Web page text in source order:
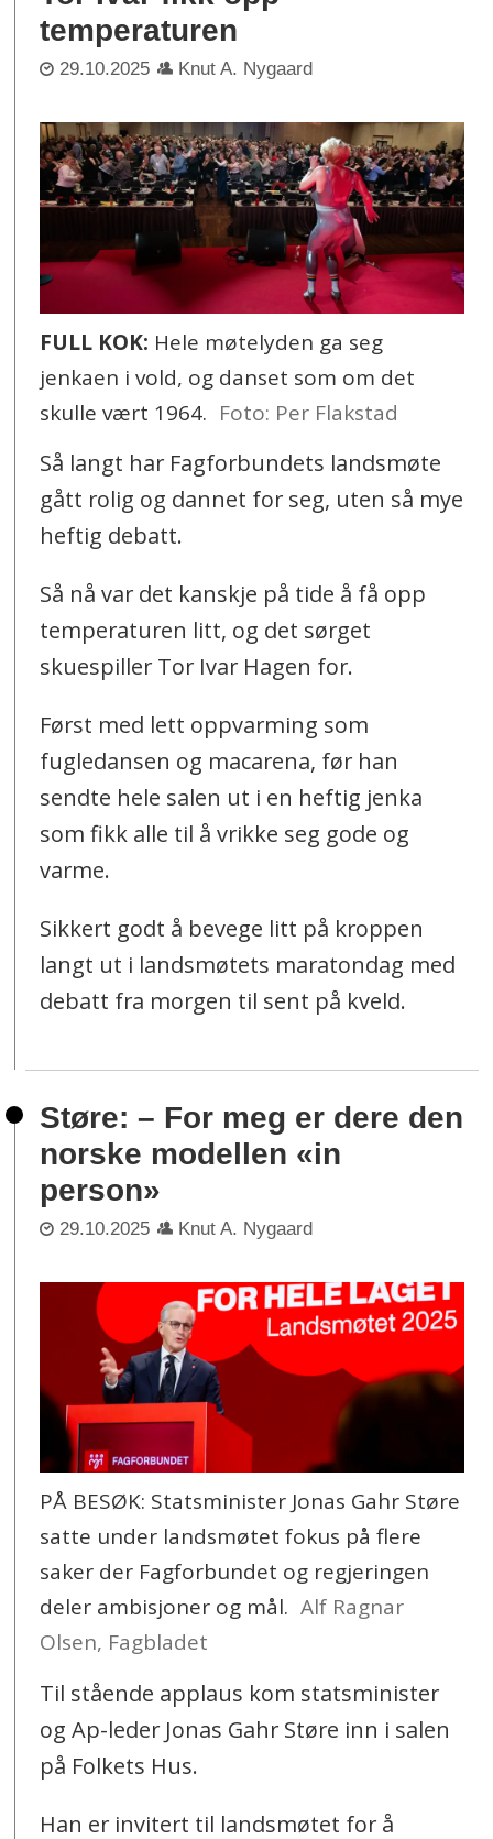
temperaturen
29.10.2025 Knut A. Nygaard
FULL KOK: Hele møtelyden ga seg
jenkaen i vold, og danset som om det
skulle vært 1964. Foto: Per Flakstad
Så langt har Fagforbundets landsmøte
gått rolig og dannet for seg, uten så mye
heftig debatt.
Så nå var det kanskje på tide å få opp
temperaturen litt, og det sørget
skuespiller Tor Ivar Hagen for.
Først med lett oppvarming som
fugledansen og macarena, før han
sendte hele salen ut i en heftig jenka
som fikk alle til å vrikke seg gode og
varme.
Sikkert godt å bevege litt på kroppen
langt ut i landsmøtets maratondag med
debatt fra morgen til sent på kveld.
Støre: – For meg er dere den
norske modellen «in
person»
29.10.2025 Knut A. Nygaard
PÅ BESØK: Statsminister Jonas Gahr Støre
satte under landsmøtet fokus på flere
saker der Fagforbundet og regjeringen
deler ambisjoner og mål. Alf Ragnar
Olsen, Fagbladet
Til stående applaus kom statsminister
og Ap-leder Jonas Gahr Støre inn i salen
på Folkets Hus.
Han er invitert til landsmøtet for å